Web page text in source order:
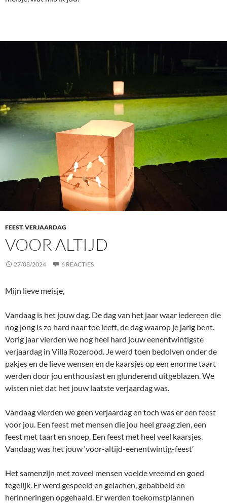
FEEST,VERJAARDAG
VOOR ALTIJD
27/08/2024 6 REACTIES
Mijn lieve meisje,
Vandaag is het jouw dag. De dag van het jaar waar iedereen die
nog jong is zo hard naar toe leeft, de dag waarop je jarig bent.
Vorig jaar vierden we nog heel hard jouw eenentwintigste
verjaardag in Villa Rozerood. Je werd toen bedolven onder de
pakjes en de lieve wensen en de kaarsjes op een enorme taart
werden door jou enthousiast en glunderend uitgeblazen. We
wisten niet dat het jouw laatste verjaardag was.
Vandaag vierden we geen verjaardag en toch was er een feest
voor jou. Een feest met mensen die jou heel graag zien, een
feest met taart en snoep. Een feest met heel veel kaarsjes.
Vandaag was het jouw ‘voor-altijd-eenentwintig-feest’
Het samenzijn met zoveel mensen voelde vreemd en goed
tegelijk. Er werd gespeeld en gelachen, gebabbeld en
herinneringen opgehaald. Er werden toekomstplannen